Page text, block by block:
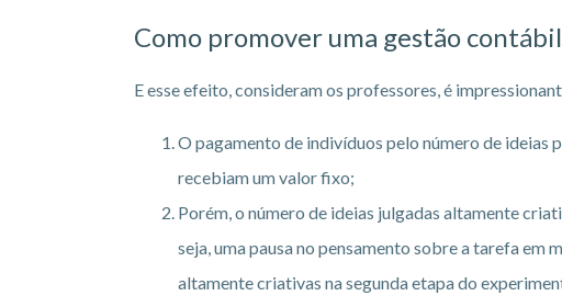
Como promover uma gestão
E esse efeito, consideram os professores, é
O pagamento de indivíduos pelo número de ideias
recebiam um valor fixo;
Porém, o número de ideias julgadas altamente
seja, uma pausa no pensamento sobre a tarefa em
altamente criativas na segunda etapa do